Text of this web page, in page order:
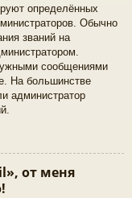
определённых
Обычно
званий на
сообщениями
На большинстве
администратор
от меня